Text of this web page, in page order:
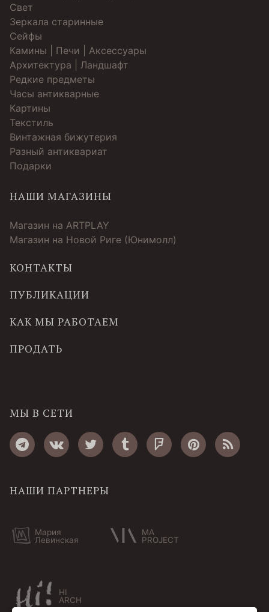
Свет
Зеркала старинные
Cейфы
Камины | Печи | Аксессуары
Архитектура | Ландшафт
Редкие предметы
Часы антикварные
Картины
Текстиль
Винтажная бижутерия
Разный антиквариат
Подарки
НАШИ МАГАЗИНЫ
Магазин на ARTPLAY
Магазин на Новой Риге (Юнимолл)
КОНТАКТЫ
ПУБЛИКАЦИИ
КАК МЫ РАБОТАЕМ
ПРОДАТЬ
МЫ В СЕТИ
НАШИ ПАРТНЕРЫ
Мария
Левинская
MA
PROJECT
HI
ARCH